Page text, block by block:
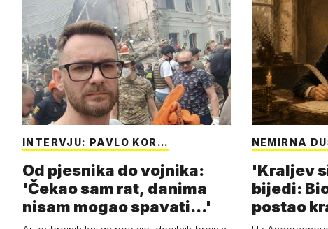
INTERVJU: PAVLO KOR…
Od pjesnika do vojnika:
'Čekao sam rat, danima
nisam mogao spavati...'
NEMIRNA
'Kraljev
bijedi:
postao